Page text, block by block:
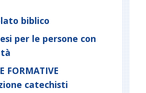
biblico
per le persone con
FORMATIVE
catechisti